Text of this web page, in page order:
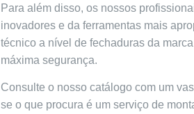
Para além disso, os nossos
inovadores e da ferramentas mais
técnico a nível de fechaduras da
máxima segurança.
Consulte o nosso catálogo com um
se o que procura é um serviço de